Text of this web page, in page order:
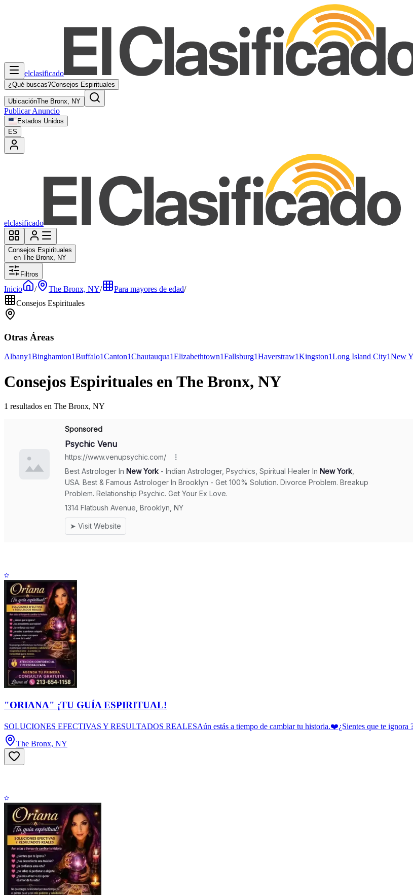
elclasificado
¿Qué buscas?Consejos Espirituales
UbicaciónThe Bronx, NY
Publicar Anuncio
Estados Unidos
ES
elclasificado
Consejos Espirituales
en The Bronx, NY
Filtros
Inicio / The Bronx, NY/ Para mayores de edad/
Consejos Espirituales
Otras Áreas
Albany1Binghamton1Buffalo1Canton1Chautauqua1Elizabethtown1Fallsburg1Haverstraw1Kingston1Long Island City1New
Consejos Espirituales en The Bronx, NY
1 resultados en The Bronx, NY
"ORIANA" ¡TU GUÍA ESPIRITUAL!
SOLUCIONES EFECTIVAS Y RESULTADOS REALESAún estás a tiempo de cambiar tu historia.❤️¿Sientes que te
The Bronx, NY